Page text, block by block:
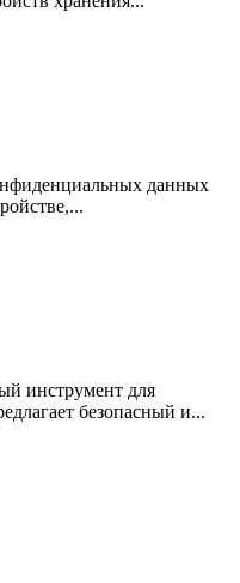
данных
инструмент для
безопасный и...